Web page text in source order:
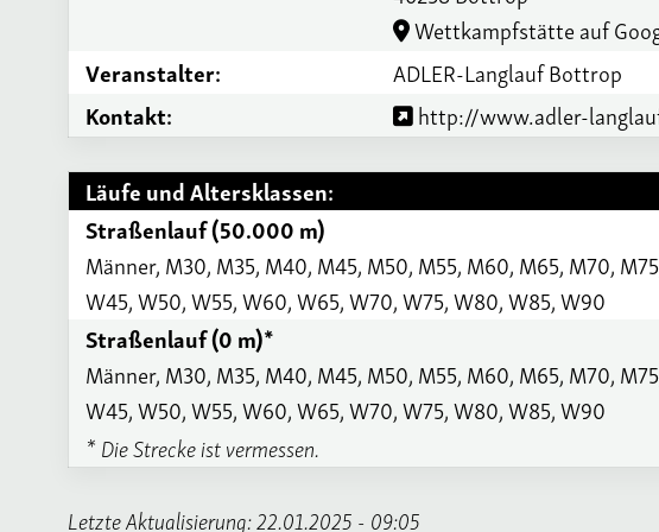
Wettkampfstätte auf
Veranstalter:
ADLER-Langlauf Bottrop
Kontakt:
http://www.adler-
Läufe und Altersklassen:
Straßenlauf (50.000 m)
Männer, M30, M35, M40, M45, M50, M55, M60, M65, M70,
W45, W50, W55, W60, W65, W70, W75, W80, W85, W90
Straßenlauf (0 m)*
Männer, M30, M35, M40, M45, M50, M55, M60, M65, M70,
W45, W50, W55, W60, W65, W70, W75, W80, W85, W90
* Die Strecke ist vermessen.
Letzte Aktualisierung: 22.01.2025 - 09:05